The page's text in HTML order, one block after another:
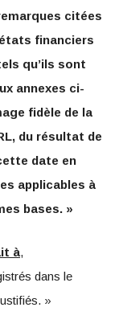
citées
financiers
qu’ils sont
annexes ci-
fidèle de la
du résultat de
date en
applicables à
bases. »
à,
dans le
»